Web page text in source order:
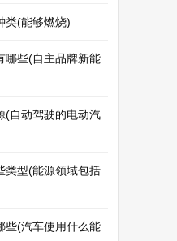
类(能够燃烧)
哪些(自主品牌新能
(自动驾驶的电动汽
类型(能源领域包括
些(汽车使用什么能